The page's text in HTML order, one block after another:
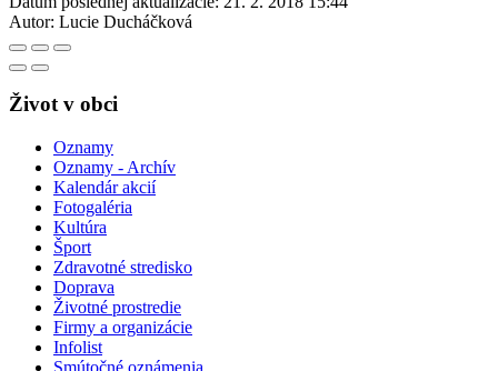
Autor: Lucie Ducháčková
Život v obci
Oznamy
Oznamy - Archív
Kalendár akcií
Fotogaléria
Kultúra
Šport
Zdravotné stredisko
Doprava
Životné prostredie
Firmy a organizácie
Infolist